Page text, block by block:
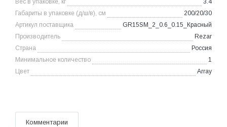
Габариты в упаковке (д/ш/в), см
200/20/30
Артикул поставщика
GR15SM_2_0.6_0.15_Красный
Производитель
Rezar
Страна
Россия
Минимальное количество
1
Цвет
Array
Комментарии